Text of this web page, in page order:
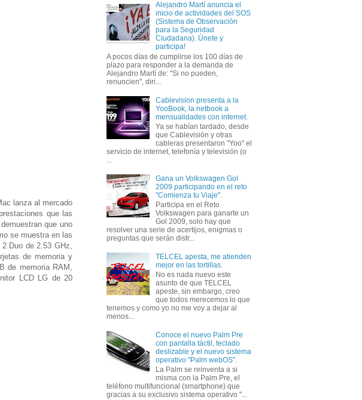
lanza al mercado
que las
que uno
se muestra en las
Duo de 2.53 GHz,
de memoria y
de memoria RAM,
LCD LG de 20
Alejandro Martí anuncia el
inicio de actividades del SOS
(Sistema de Observación
para la Seguridad
Ciudadana). Únete y
participa!
A pocos días de cumplirse los 100 días de
plazo para responder a la demanda de
Alejandro Martí de: "Si no pueden,
renuncien", diri...
Cablevision presenta a la
YooBook, la netbook a
mensualidades con internet.
Ya se habían tardado, desde
que Cablevisión y otras
cableras presentaron "Yoo" el
servicio de internet, telefonía y televisión (o
...
Gana un Volkswagen Gol
2009 participando en el reto
"Comienza tu Viaje".
Participa en el Reto
Volkswagen para ganarte un
Gol 2009, solo hay que
resolver una serie de acertijos, enigmas o
preguntas que serán distr...
TELCEL apesta, me atienden
mejor en las tortillas.
No es nada nuevo este
asunto de que TELCEL
apeste, sin embargo, creo
que todos merecemos lo que
tenemos y como yo no me voy a dejar al
menos...
Conoce el nuevo Palm Pre
con pantalla táctil, teclado
deslizable y el nuevo sistema
operativo "Palm webOS".
La Palm se reinventa a si
misma con la Palm Pre, el
teléfono multifuncional (smartphone) que
gracias a su exclusivo sistema operativo "...